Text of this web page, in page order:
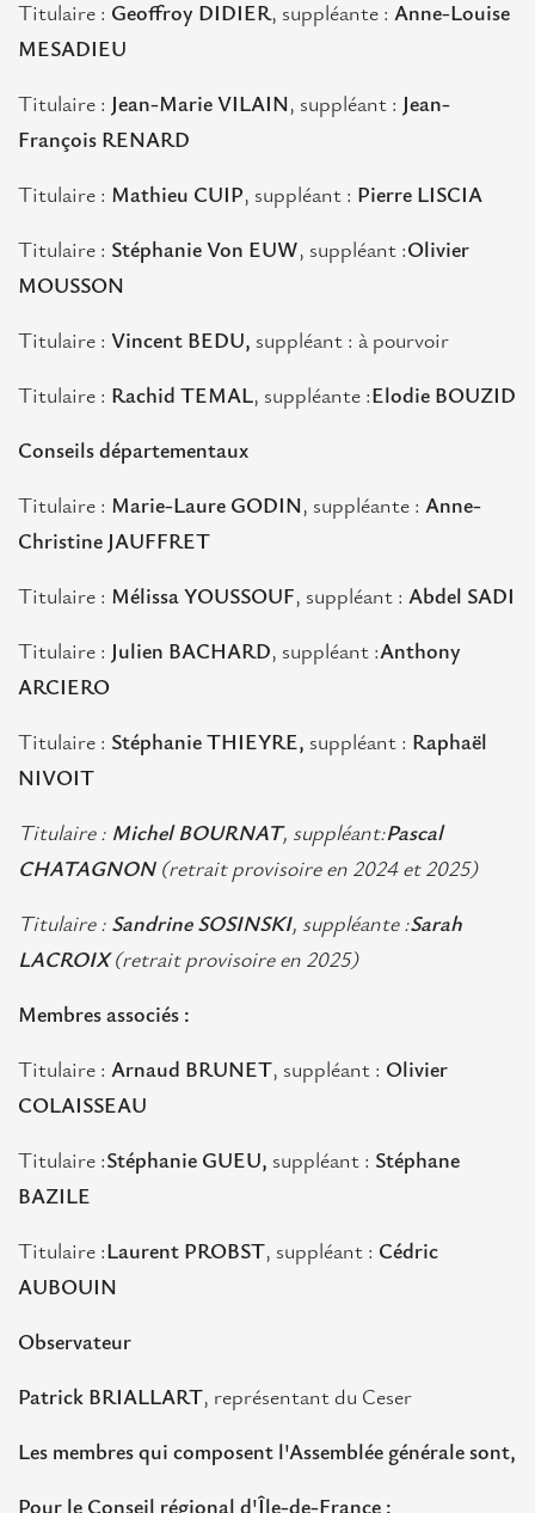
Titulaire : Geoffroy DIDIER, suppléante : Anne-Louise
MESADIEU
Titulaire : Jean-Marie VILAIN, suppléant : Jean-
François RENARD
Titulaire : Mathieu CUIP, suppléant : Pierre LISCIA
Titulaire : Stéphanie Von EUW, suppléant :Olivier
MOUSSON
Titulaire : Vincent BEDU, suppléant : à pourvoir
Titulaire : Rachid TEMAL, suppléante :Elodie BOUZID
Conseils départementaux
Titulaire : Marie-Laure GODIN, suppléante : Anne-
Christine JAUFFRET
Titulaire : Mélissa YOUSSOUF, suppléant : Abdel SADI
Titulaire : Julien BACHARD, suppléant :Anthony
ARCIERO
Titulaire : Stéphanie THIEYRE, suppléant : Raphaël
NIVOIT
Titulaire : Michel BOURNAT, suppléant:Pascal
CHATAGNON(retrait provisoire en 2024 et 2025)
Titulaire : Sandrine SOSINSKI, suppléante :Sarah
LACROIX(retrait provisoire en 2025)
Membres associés :
Titulaire : Arnaud BRUNET, suppléant : Olivier
COLAISSEAU
Titulaire :Stéphanie GUEU, suppléant : Stéphane
BAZILE
Titulaire :Laurent PROBST, suppléant : Cédric
AUBOUIN
Observateur
Patrick BRIALLART, représentant du Ceser
Les membres qui composent l'Assemblée générale sont,
Pour le Conseil régional d'Île-de-France :